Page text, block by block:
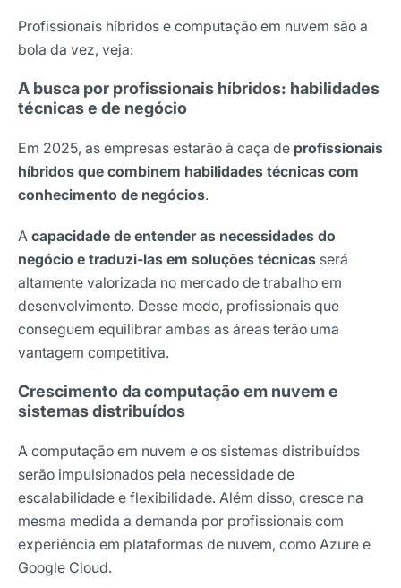
Profissionais híbridos e computação em nuvem são a
bola da vez, veja:
A busca por profissionais híbridos: habilidades
técnicas e de negócio
Em 2025, as empresas estarão à caça de profissionais
híbridos que combinem habilidades técnicas com
conhecimento de negócios.
A capacidade de entender as necessidades do
negócio e traduzi-las em soluções técnicas será
altamente valorizada no mercado de trabalho em
desenvolvimento. Desse modo, profissionais que
conseguem equilibrar ambas as áreas terão uma
vantagem competitiva.
Crescimento da computação em nuvem e
sistemas distribuídos
A computação em nuvem e os sistemas distribuídos
serão impulsionados pela necessidade de
escalabilidade e flexibilidade. Além disso, cresce na
mesma medida a demanda por profissionais com
experiência em plataformas de nuvem, como Azure e
Google Cloud.